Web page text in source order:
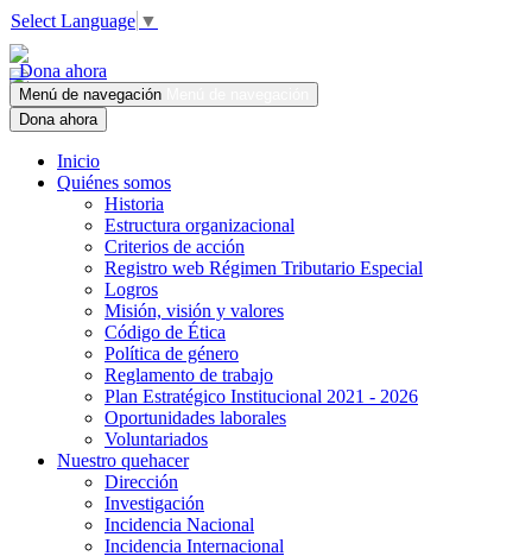
Select Language ▼
Dona ahora
Menú de navegación
Dona ahora
Inicio
Quiénes somos
Historia
Estructura organizacional
Criterios de acción
Registro web Régimen Tributario Especial
Logros
Misión, visión y valores
Código de Ética
Política de género
Reglamento de trabajo
Plan Estratégico Institucional 2021 - 2026
Oportunidades laborales
Voluntariados
Nuestro quehacer
Dirección
Investigación
Incidencia Nacional
Incidencia Internacional